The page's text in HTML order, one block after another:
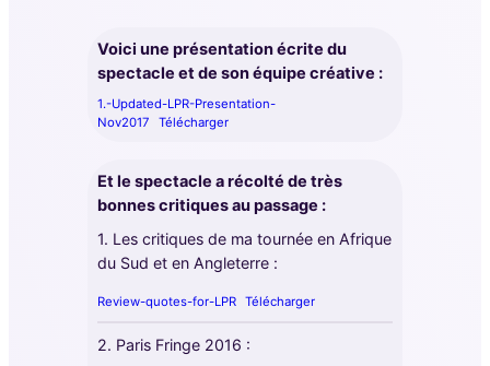
Voici une présentation écrite du
spectacle et de son équipe créative :
1.-Updated-LPR-Presentation-
Nov2017
Télécharger
Et le spectacle a récolté de très
bonnes critiques au passage :
1. Les critiques de ma tournée en Afrique
du Sud et en Angleterre :
Review-quotes-for-LPR Télécharger
2. Paris Fringe 2016 :